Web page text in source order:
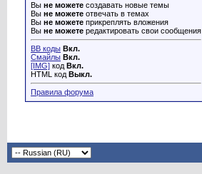
Вы не можете создавать новые темы
Вы не можете отвечать в темах
Вы не можете прикреплять вложения
Вы не можете редактировать свои сообщения
BB коды Вкл.
Смайлы Вкл.
[IMG] код Вкл.
HTML код Выкл.
Правила форума